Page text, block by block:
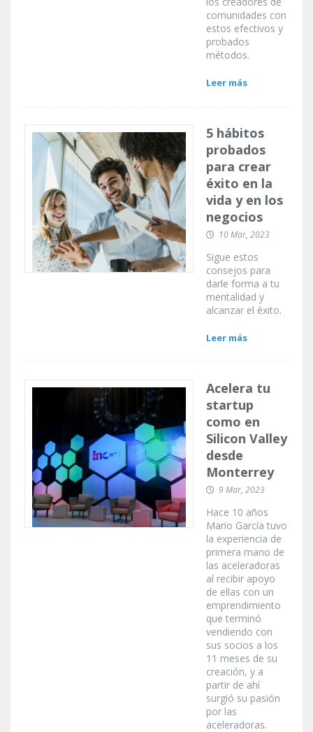
comunidades con
estos efectivos y
probados
métodos.
Leer más
5 hábitos
probados
para crear
éxito en la
vida y en los
negocios
10 Mar, 2023
Sigue estos
consejos para
darle forma a tu
mentalidad y
alcanzar el éxito.
Leer más
Acelera tu
startup
como en
Silicon Valley
desde
Monterrey
9 Mar, 2023
Hace 10 años
Mario García tuvo
la experiencia de
primera mano de
las aceleradoras
al recibir apoyo
de ellas con un
emprendimiento
que terminó
vendiendo con
sus socios a los
11 meses de su
creación, y a
partir de ahí
surgió su pasión
por las
aceleradoras.